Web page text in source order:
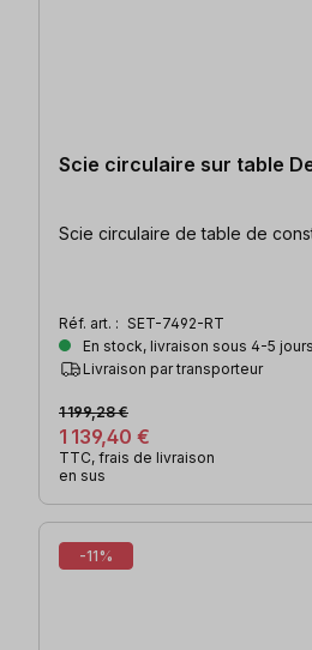
Scie circulaire sur table
Réf. art. : SET-7492-RT
En stock, livraison sous 4-5
Livraison par transporteur
1 139,40 €
1 199,28 €
TTC, frais de livraison
en sus
-11%